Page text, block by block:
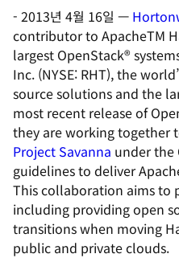
- 2013년 4월 16일 —
contributor to ApacheTM
largest OpenStack®
Inc. (NYSE: RHT), the
source solutions and the
most recent release of
they are working together
Project Savanna under the
guidelines to deliver
This collaboration aims to
including providing open
transitions when moving
public and private clouds.